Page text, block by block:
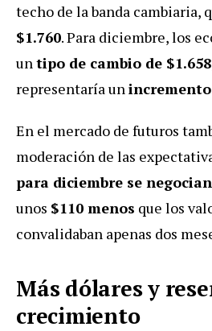
techo de la banda cambiaria,
$1.760. Para diciembre, los
untipo de cambio de $1.658
representaría un
En el mercado de futuros
moderación de las
para diciembre se
unos $110 menos que los
convalidaban apenas dos
Más dólares y
crecimiento